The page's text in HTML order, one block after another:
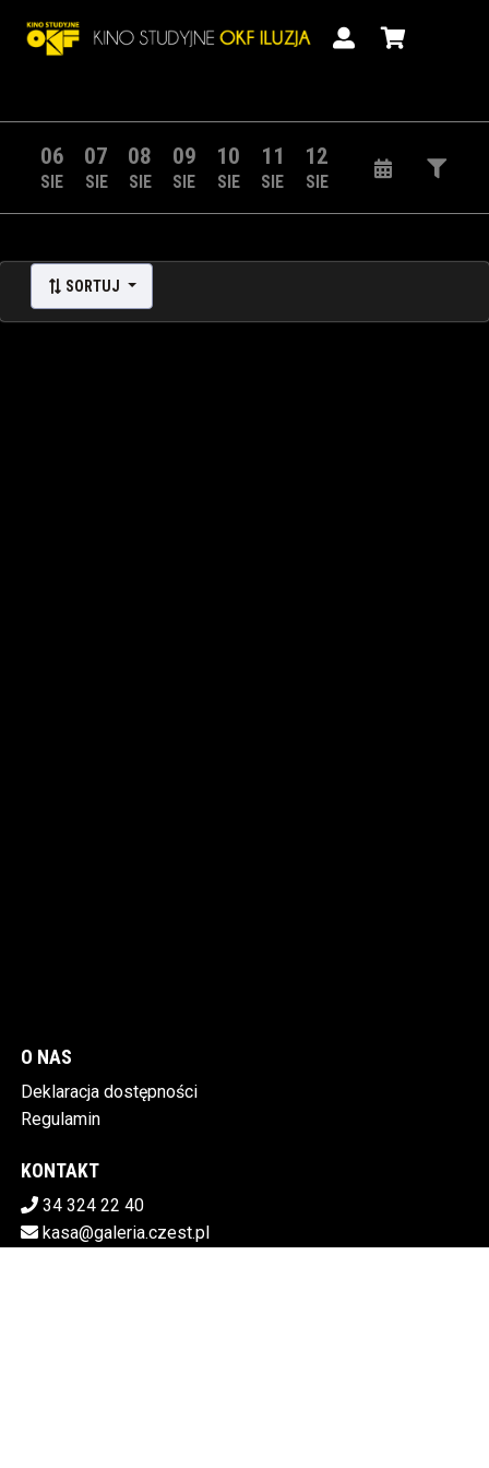
06
SIE
07
SIE
08
SIE
09
SIE
10
SIE
11
SIE
12
SIE
SORTUJ
O NAS
Deklaracja dostępności
Regulamin
KONTAKT
34 324 22 40
kasa@galeria.czest.pl